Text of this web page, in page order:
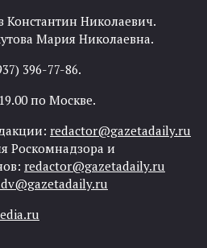
Константин Николаевич.
Мария Николаевна.
396-77-86.
по Москве.
redactor@gazetadaily.ru
Роскомнадзора и
redactor@gazetadaily.ru